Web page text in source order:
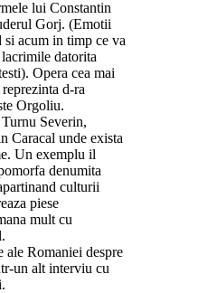
lui Constantin
Gorj. (Emotii
si acum in timp ce va
datorita
Opera cea mai
d-ra
Orgoliu.
Severin,
Caracal unde exista
Un exemplu il
denumita
culturii
piese
mult cu
ale Romaniei despre
un alt interviu cu